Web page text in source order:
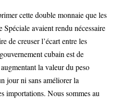
cette double monnaie que les
avaient rendu nécessaire
de creuser l’écart entre les
cubain est de
la valeur du peso
jour ni sans améliorer la
importations. Nous sommes au